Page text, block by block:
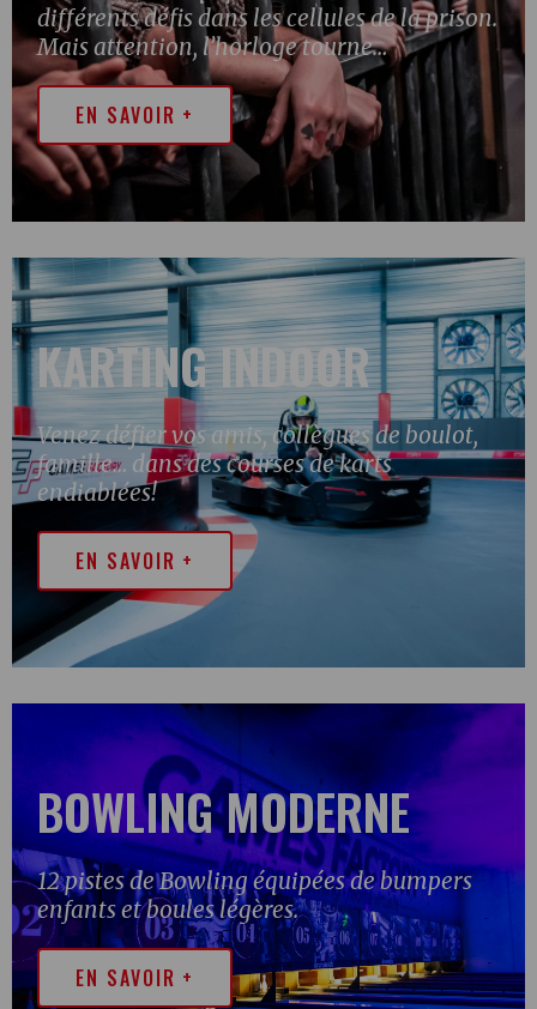
différents défis dans les cellules de la prison.
Mais attention, l’horloge tourne…
EN SAVOIR +
KARTING INDOOR
Venez défier vos amis, collègues de boulot,
famille… dans des courses de karts
endiablées!
EN SAVOIR +
BOWLING MODERNE
12 pistes de Bowling équipées de bumpers
enfants et boules légères.
EN SAVOIR +